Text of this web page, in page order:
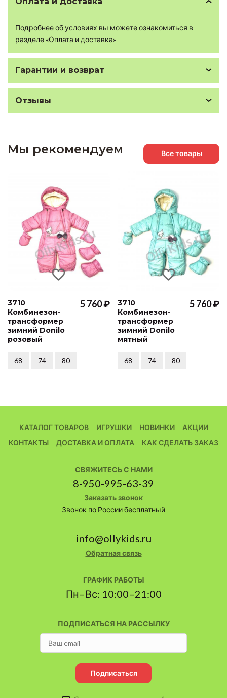
Подробнее об условиях вы можете ознакомиться в
разделе «Оплата и доставка»
Гарантии и возврат
Отзывы
Мы рекомендуем Все товары
3710
Комбинезон-
трансформер
зимний Donilo
розовый
5 760 ₽
68 74 80
3710
Комбинезон-
трансформер
зимний Donilo
мятный
5 760 ₽
68 74 80
КАТАЛОГ ТОВАРОВ ИГРУШКИ НОВИНКИ
АКЦИИ
КОНТАКТЫ
ДОСТАВКА И ОПЛАТА КАК СДЕЛАТЬ ЗАКАЗ
ПОДПИСАТЬСЯ НА РАССЫЛКУ
Подписаться
СВЯЖИТЕСЬ С НАМИ
8-950-995-63-39
Заказать звонок
Звонок по России бесплатный
info@ollykids.ru
Обратная связь
ГРАФИК РАБОТЫ
Пн–Вс: 10:00–21:00